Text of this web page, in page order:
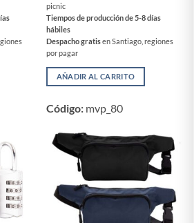
picnic
Tiempos de producción de 5-8 días
hábiles
Despacho gratisen Santiago, regiones
por pagar
AÑADIR AL CARRITO
Código: mvp_80